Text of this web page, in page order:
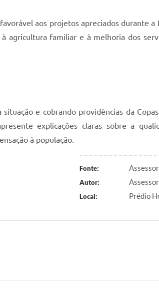
aos projetos apreciados durante
agricultura familiar e à melhoria dos
e cobrando providências da
explicações claras sobre a
à população.
Fonte:
Autor:
Local: Prédio